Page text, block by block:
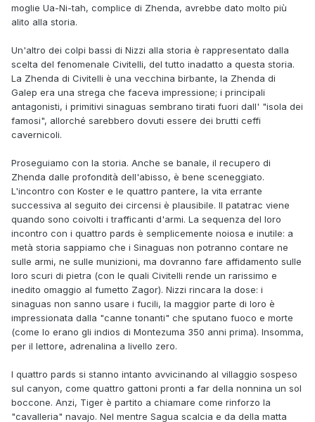
moglie Ua-Ni-tah, complice di Zhenda, avrebbe dato molto più
alito alla storia.
Un'altro dei colpi bassi di Nizzi alla storia è rappresentato dalla
scelta del fenomenale Civitelli, del tutto inadatto a questa storia.
La Zhenda di Civitelli è una vecchina birbante, la Zhenda di
Galep era una strega che faceva impressione; i principali
antagonisti, i primitivi sinaguas sembrano tirati fuori dall' "isola dei
famosi", allorché sarebbero dovuti essere dei brutti ceffi
cavernicoli.
Proseguiamo con la storia. Anche se banale, il recupero di
Zhenda dalle profondità dell'abisso, è bene sceneggiato.
L'incontro con Koster e le quattro pantere, la vita errante
successiva al seguito dei circensi è plausibile. Il patatrac viene
quando sono coivolti i trafficanti d'armi. La sequenza del loro
incontro con i quattro pards è semplicemente noiosa e inutile: a
metà storia sappiamo che i Sinaguas non potranno contare ne
sulle armi, ne sulle munizioni, ma dovranno fare affidamento sulle
loro scuri di pietra (con le quali Civitelli rende un rarissimo e
inedito omaggio al fumetto Zagor). Nizzi rincara la dose: i
sinaguas non sanno usare i fucili, la maggior parte di loro è
impressionata dalla "canne tonanti" che sputano fuoco e morte
(come lo erano gli indios di Montezuma 350 anni prima). Insomma,
per il lettore, adrenalina a livello zero.
I quattro pards si stanno intanto avvicinando al villaggio sospeso
sul canyon, come quattro gattoni pronti a far della nonnina un sol
boccone. Anzi, Tiger è partito a chiamare come rinforzo la
"cavalleria" navajo. Nel mentre Sagua scalcia e da della matta